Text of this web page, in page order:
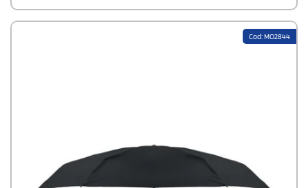
Cod: MO2844